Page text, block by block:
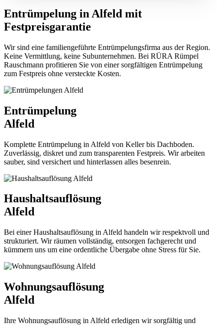
Entrümpelung in Alfeld mit
Festpreisgarantie
Wir sind eine familiengeführte Entrümpelungsfirma aus der Region.
Keine Vermittlung, keine Subunternehmen. Bei RÜRA Rümpel
Rauschmann profitieren Sie von einer sorgfältigen Entrümpelung
zum Festpreis ohne versteckte Kosten.
Entrümpelung
Alfeld
Komplette Entrümpelung in Alfeld von Keller bis Dachboden.
Zuverlässig, diskret und zum transparenten Festpreis. Wir arbeiten
sauber, sind versichert und hinterlassen alles besenrein.
Haushaltsauflösung
Alfeld
Bei einer Haushaltsauflösung in Alfeld handeln wir respektvoll und
strukturiert. Wir räumen vollständig, entsorgen fachgerecht und
kümmern uns um eine ordentliche Übergabe ohne Stress für Sie.
Wohnungsauflösung
Alfeld
Ihre Wohnungsauflösung in Alfeld erledigen wir sorgfältig und